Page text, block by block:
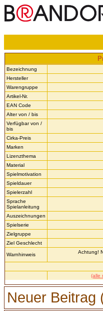
Bezeichnung
Hersteller
Warengruppe
Artikel-Nr.
EAN Code
Alter von / bis
Verfügbar von /
bis
Cirka-Preis
Marken
Lizenzthema
Material
Spielmotivation
Spieldauer
Spielerzahl
Sprache
Spielanleitung
Auszeichnungen
Spielserie
Zielgruppe
Ziel Geschlecht
Warnhinweis
Achtung!
(alle
Neuer Beitrag